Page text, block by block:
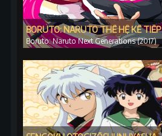
BORUTO: NARUTO THẾ HỆ KẾ TIẾP
Boruto: Naruto Next Generations (2017)